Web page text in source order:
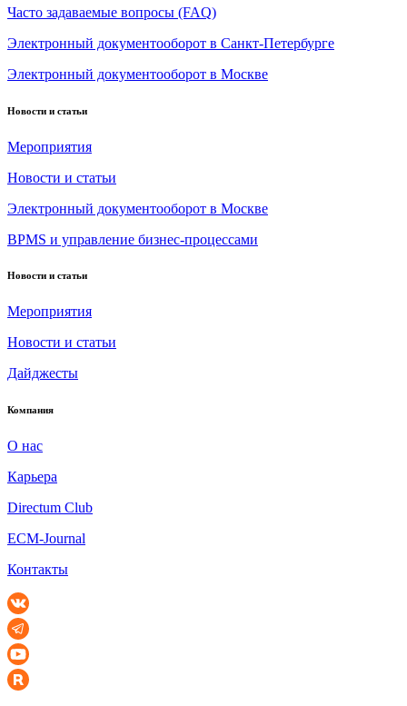
Часто задаваемые вопросы (FAQ)
Электронный документооборот в Санкт-Петербурге
Электронный документооборот в Москве
Новости и статьи
Мероприятия
Новости и статьи
Электронный документооборот в Москве
BPMS и управление бизнес-процессами
Новости и статьи
Мероприятия
Новости и статьи
Дайджесты
Компания
О нас
Карьера
Directum Club
ECM-Journal
Контакты